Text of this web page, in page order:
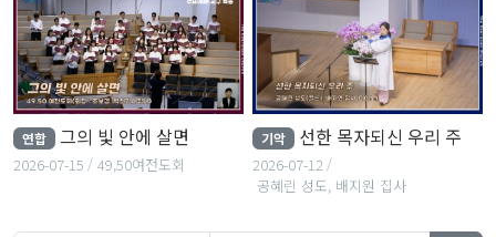
연합 그의 빛 안에 살면
2026-07-15 49,50여전도회
기악 선한 목자되신 우리 주
2026-07-12
공혜린 성도, 배지원 집사